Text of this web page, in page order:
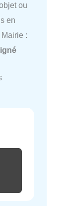
ou
en
: